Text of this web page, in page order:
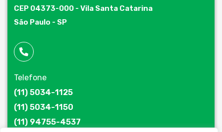
CEP 04373-000 - Vila Santa Catarina
São Paulo - SP
Telefone
(11) 5034-1125
(11) 5034-1150
(11) 94755-4537